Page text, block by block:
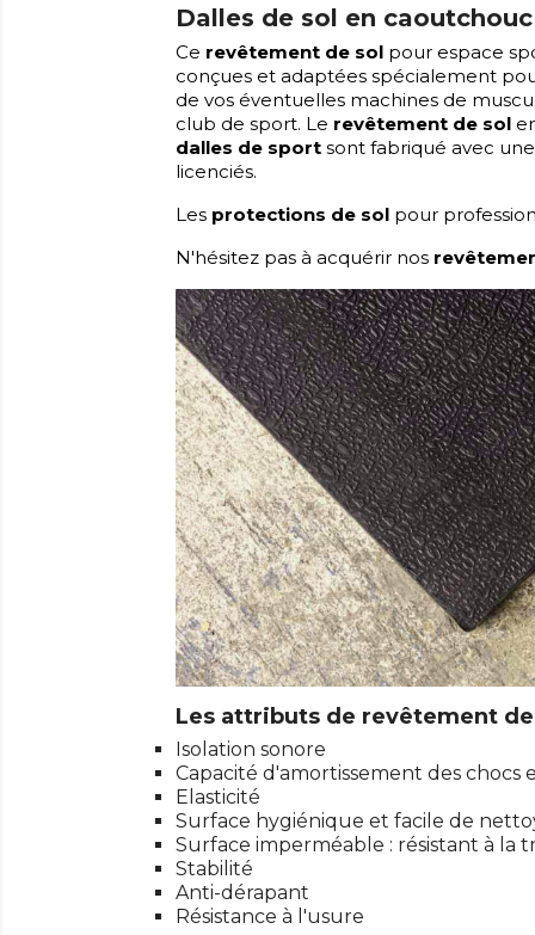
Dalles de sol en
Ce revêtement de sol pour espace
conçues et adaptées spécialement
de vos éventuelles machines de
club de sport. Le revêtement de sol
dalles de sport sont fabriqué avec
licenciés.
Les protections de sol pour
N'hésitez pas à acquérir nos
Les attributs de revêtement
Isolation sonore
Capacité d'amortissement des chocs
Elasticité
Surface hygiénique et facile de
Surface imperméable : résistant à la
Stabilité
Anti-dérapant
Résistance à l'usure